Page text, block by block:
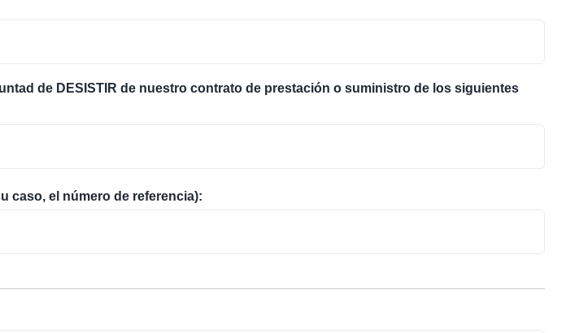
de DESISTIR de nuestro contrato de prestación o suministro de los siguientes
caso, el número de referencia):